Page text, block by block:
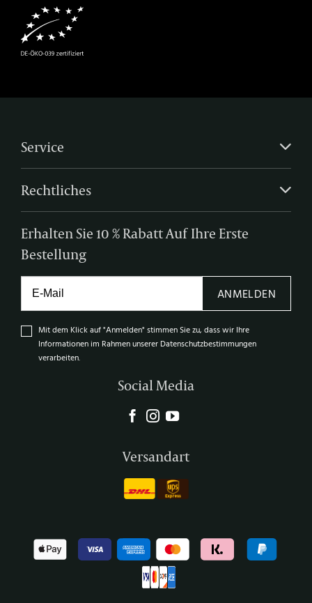
Service
Rechtliches
Erhalten Sie 10 % Rabatt Auf Ihre Erste
Bestellung
Mit dem Klick auf "Anmelden" stimmen Sie zu, dass wir Ihre
Informationen im Rahmen unserer Datenschutzbestimmungen
verarbeiten.
ANMELDEN
Social Media
Versandart